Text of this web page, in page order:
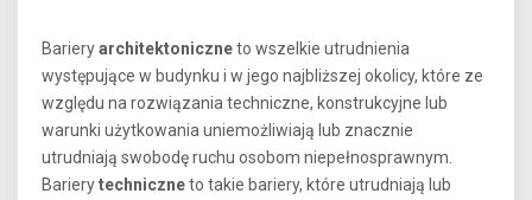
Barieryarchitektoniczneto wszelkie utrudnienia
występujące w budynku i w jego najbliższej okolicy, które ze
względu na rozwiązania techniczne, konstrukcyjne lub
warunki użytkowania uniemożliwiają lub znacznie
utrudniają swobodę ruchu osobom niepełnosprawnym.
Barierytechniczneto takie bariery, które utrudniają lub